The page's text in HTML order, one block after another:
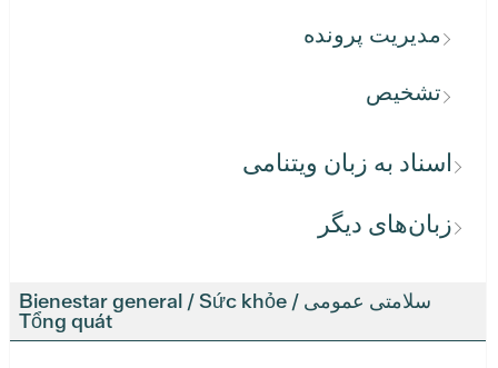
مدیریت پرونده
تشخیص
اسناد به زبان ویتنامی
زبان‌های دیگر
سلامتی عمومی / Bienestar general / Sức khỏe
Tổng quát